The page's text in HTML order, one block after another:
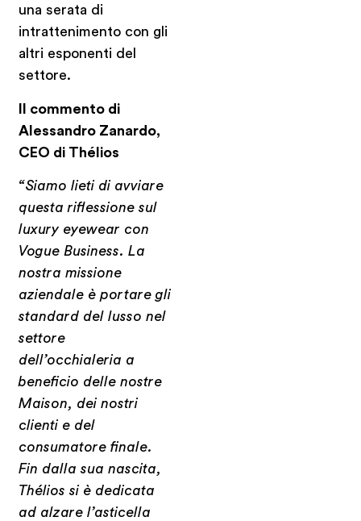
una serata di
intrattenimento con gli
altri esponenti del
settore.
Il commento di
Alessandro Zanardo,
CEO di Thélios
“Siamo lieti di avviare
questa riflessione sul
luxury eyewear con
Vogue Business. La
nostra missione
aziendale è portare gli
standard del lusso nel
settore
dell’occhialeria a
beneficio delle nostre
Maison, dei nostri
clienti e del
consumatore finale.
Fin dalla sua nascita,
Thélios si è dedicata
ad alzare l’asticella